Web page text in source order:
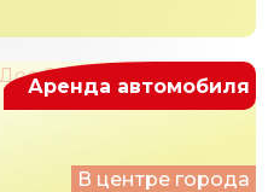
В центре города
Аренда автомобиля